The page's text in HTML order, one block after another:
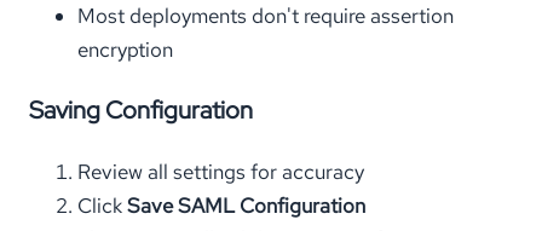
Most deployments don't require assertion
encryption
Saving Configuration
Review all settings for accuracy
ClickSave SAML Configuration